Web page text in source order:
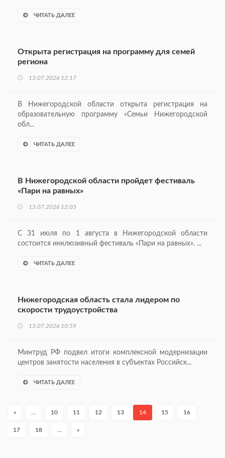
ЧИТАТЬ ДАЛЕЕ
Открыта регистрация на программу для семей
региона
13.07.2026 12:17
В Нижегородской области открыта регистрация на
образовательную программу «Семьи Нижегородской
обл...
ЧИТАТЬ ДАЛЕЕ
В Нижегородской области пройдет фестиваль
«Пари на равных»
13.07.2026 12:05
С 31 июля по 1 августа в Нижегородской области
состоится инклюзивный фестиваль «Пари на равных». ...
ЧИТАТЬ ДАЛЕЕ
Нижегородская область стала лидером по
скорости трудоустройства
13.07.2026 10:59
Минтруд РФ подвел итоги комплексной модернизации
центров занятости населения в субъектах Российск...
ЧИТАТЬ ДАЛЕЕ
« … 10 11 12 13 14 15 16
17 18 … »